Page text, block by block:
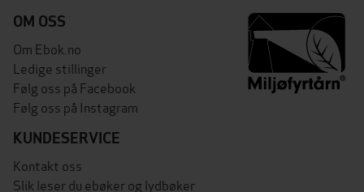
OM OSS
Om Ebok.no
Ledige stillinger
Følg oss på Facebook
Følg oss på Instagram
KUNDESERVICE
Kontakt oss
Slik leser du ebøker og lydbøker